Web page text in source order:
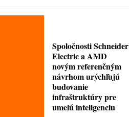
Spoločnosti Schneider
Electric a AMD
novým referenčným
návrhom urýchľujú
budovanie
infraštruktúry pre
umelú inteligenciu